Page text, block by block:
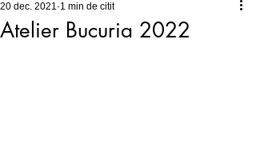
Atelier Bucuria 2022
20 dec. 2021 1 min de citit